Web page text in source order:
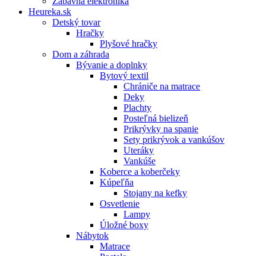
Heureka.sk
Detský tovar
Hračky
Plyšové hračky
Dom a záhrada
Bývanie a doplnky
Bytový textil
Chrániče na matrace
Deky
Plachty
Posteľná bielizeň
Prikrývky na spanie
Sety prikrývok a vankúšov
Uteráky
Vankúše
Koberce a koberčeky
Kúpeľňa
Stojany na kefky
Osvetlenie
Lampy
Úložné boxy
Nábytok
Matrace